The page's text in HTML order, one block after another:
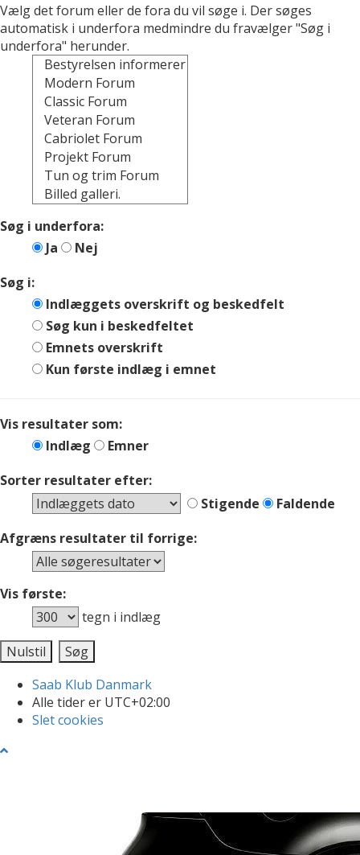
Vælg det forum eller de fora du vil søge i. Der søges
automatisk i underfora medmindre du fravælger "Søg i
underfora" herunder.
Søg i underfora:
Ja
Nej
Søg i:
Indlæggets overskrift og beskedfelt
Søg kun i beskedfeltet
Emnets overskrift
Kun første indlæg i emnet
Vis resultater som:
Indlæg
Emner
Sorter resultater efter:
Stigende
Faldende
Afgræns resultater til forrige:
Vis første:
tegn i indlæg
Saab Klub Danmark
Alle tider er UTC+02:00
Slet cookies